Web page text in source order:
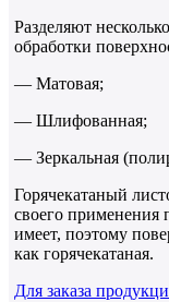
Разделяют
обработки
— Матовая;
— Шлифованная;
— Зеркальная
Горячекатаный
своего применения
имеет, поэтому
как горячекатаная.
Для заказа